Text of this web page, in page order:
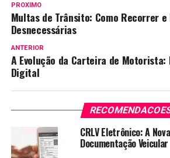
PROXIMO
Multas de Trânsito: Como Recorrer
Desnecessárias
ANTERIOR
A Evolução da Carteira de Motorista:
Digital
CRLV Eletrônico: A
Documentação Veicular